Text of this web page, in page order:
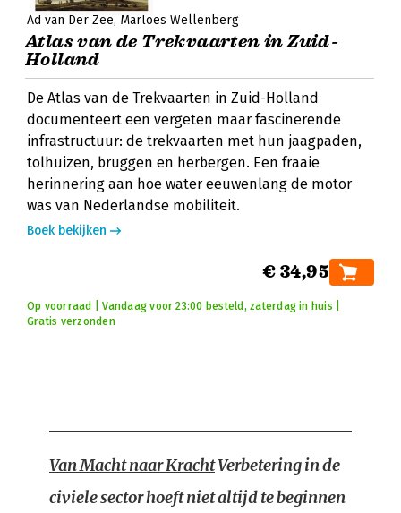
Ad van Der Zee Marloes Wellenberg
Atlas van de Trekvaarten in Zuid-
Holland
De Atlas van de Trekvaarten in Zuid-Holland
documenteert een vergeten maar fascinerende
infrastructuur: de trekvaarten met hun jaagpaden,
tolhuizen, bruggen en herbergen. Een fraaie
herinnering aan hoe water eeuwenlang de motor
was van Nederlandse mobiliteit.
Boek bekijken
€ 34,95
Op voorraad | Vandaag voor 23:00 besteld, zaterdag in huis |
Gratis verzonden
Van Macht naar KrachtVerbetering in de
civiele sector hoeft niet altijd te beginnen